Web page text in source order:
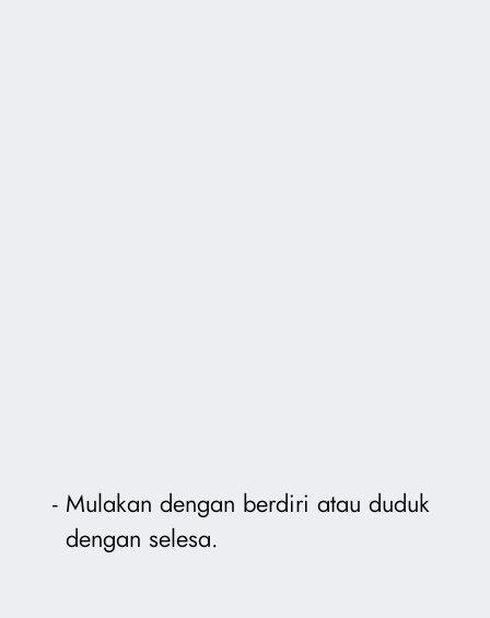
Mulakan dengan berdiri atau duduk
dengan selesa.